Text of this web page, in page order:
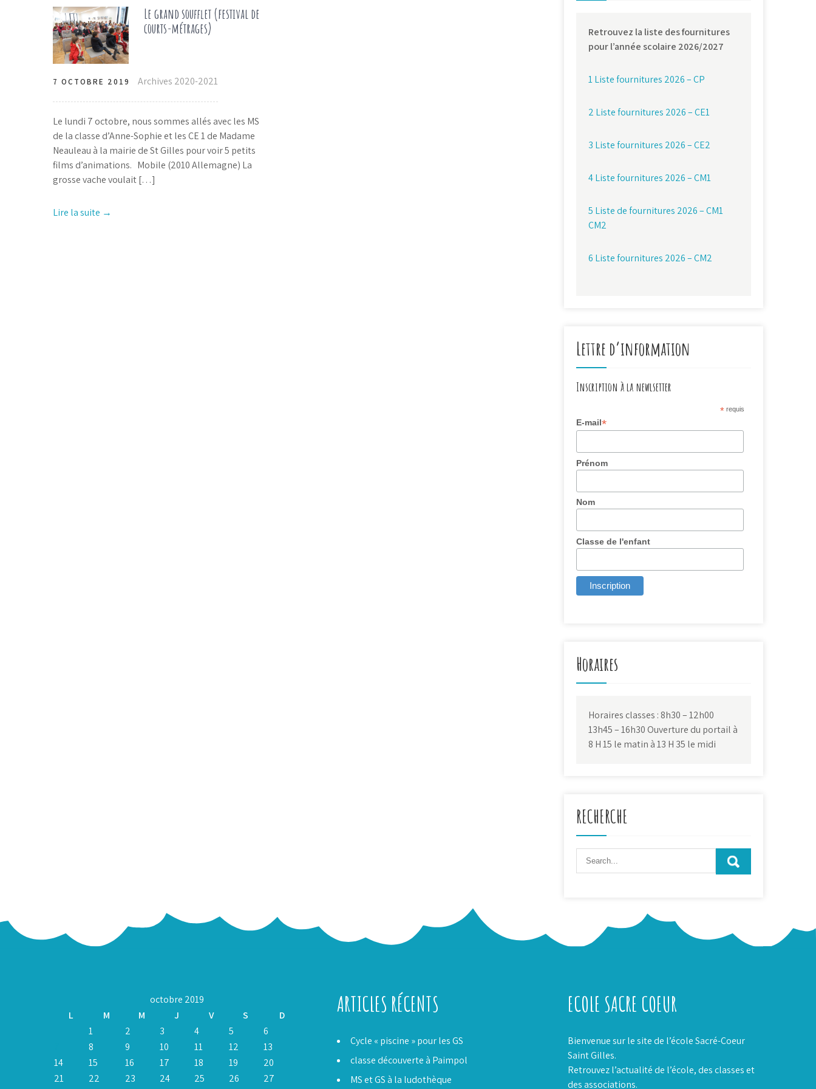
Le grand soufflet (festival de
courts-métrages)
7 OCTOBRE 2019 Archives 2020-2021
Le lundi 7 octobre, nous sommes allés avec les MS
de la classe d’Anne-Sophie et les CE 1 de Madame
Neauleau à la mairie de St Gilles pour voir 5 petits
films d’animations. Mobile (2010 Allemagne) La
grosse vache voulait […]
Lire la suite →
Retrouvez la liste des fournitures
pour l’année scolaire 2026/2027
1 Liste fournitures 2026 – CP
2 Liste fournitures 2026 – CE1
3 Liste fournitures 2026 – CE2
4 Liste fournitures 2026 – CM1
5 Liste de fournitures 2026 – CM1
CM2
6 Liste fournitures 2026 – CM2
Lettre d’information
Inscription à la newlsetter
*requis
E-mail*
Prénom
Nom
Classe de l'enfant
Horaires
Horaires classes : 8h30 – 12h00
13h45 – 16h30 Ouverture du portail à
8 H 15 le matin à 13 H 35 le midi
RECHERCHE
octobre 2019
L
M M J V S
D
1
2 3 4 5
6
8 9 10 11 12
13
14
15 16 17 18 19
20
21
22 23 24 25 26
27
ARTICLES RÉCENTS
Cycle « piscine » pour les GS
classe découverte à Paimpol
MS et GS à la ludothèque
ECOLE SACRE COEUR
Bienvenue sur le site de l’école Sacré-Coeur
Saint Gilles.
Retrouvez l’actualité de l’école, des classes et
des associations.